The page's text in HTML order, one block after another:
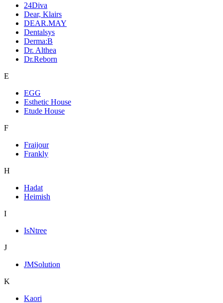
24Diva
Dear, Klairs
DEAR.MAY
Dentalsys
Derma:B
Dr. Althea
Dr.Reborn
E
EGG
Esthetic House
Etude House
F
Fraijour
Frankly
H
Hadat
Heimish
I
IsNtree
J
JMSolution
K
Kaori